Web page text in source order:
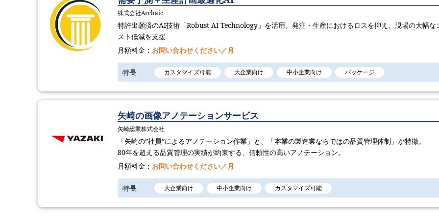
株式会社Archaic
特許出願済のAI技術「Robust AI Technology​」を活用。発注・生産におけるロスを抑え、現場の大幅な
スト低減を支援
月額料金： お問い合わせください／月
特長 カスタマイズ可能 大企業向け 中小企業向け パッケージ
矢崎の画像アノテーションサービス
矢崎総業株式会社
「矢崎の”社員”によるアノテーション作業」と、「本業の製造業ならではの品質管理体制」が特徴。
80年を超える品質管理の実績が約束する、信頼性の高いアノテーション。
月額料金： お問い合わせください／月
特長 大企業向け 中小企業向け カスタマイズ可能